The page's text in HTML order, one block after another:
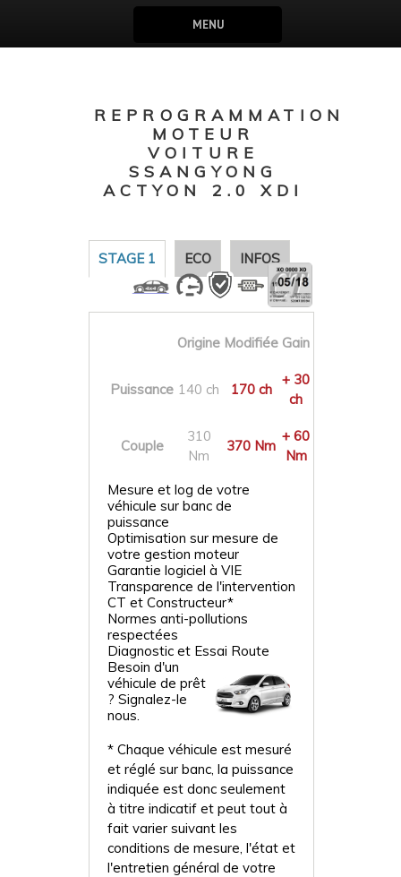
MENU
REPROGRAMMATION
MOTEUR
VOITURE
SSANGYONG
ACTYON 2.0 XDI
STAGE 1 ECO INFOS
Origine Modifiée Gain
Puissance 140 ch 170 ch
+ 30
ch
Couple
310
Nm
370 Nm
+ 60
Nm
Mesure et log de votre
véhicule sur banc de
puissance
Optimisation sur mesure de
votre gestion moteur
Garantie logiciel à VIE
Transparence de l'intervention
CT et Constructeur*
Normes anti-pollutions
respectées
Diagnostic et Essai Route
Besoin d'un
véhicule de prêt
? Signalez-le
nous.
* Chaque véhicule est mesuré
et réglé sur banc, la puissance
indiquée est donc seulement
à titre indicatif et peut tout à
fait varier suivant les
conditions de mesure, l'état et
l'entretien général de votre